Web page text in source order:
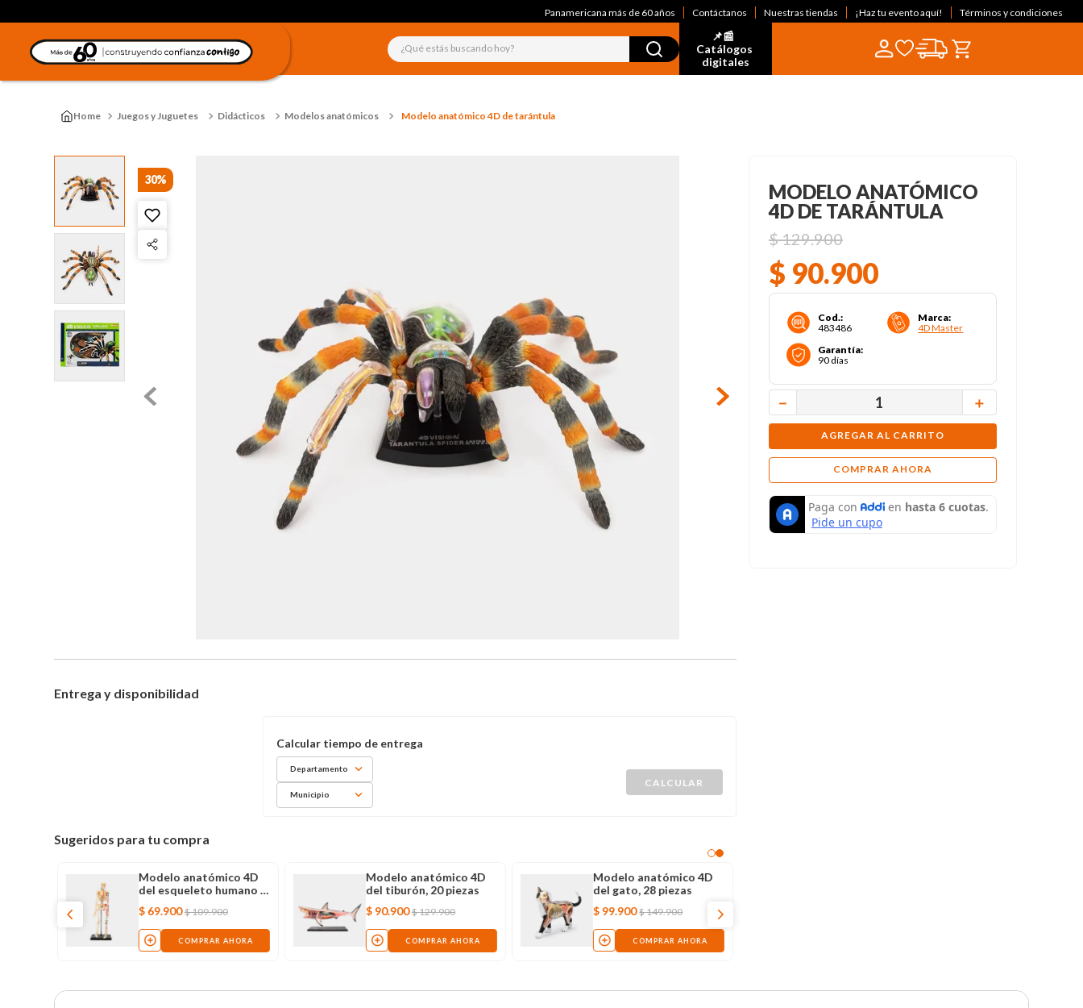
Panamericana más de 60 años Contáctanos Nuestras tiendas ¡Haz tu evento aquí! Términos y condiciones
¿Qué estás buscando hoy?
📌📰
Catálogos
digitales
Juegos y Juguetes Didácticos Modelos anatómicos Modelo anatómico 4D de tarántula
30%
Entrega y disponibilidad
Departamento
Municipio
Sugeridos para tu compra
Modelo anatómico 4D
del esqueleto humano x
46 piezas
$69.900 $109.900
COMPRAR AHORA
Modelo anatómico 4D
del tiburón, 20 piezas
$90.900 $129.900
COMPRAR AHORA
Modelo anatómico 4D
del gato, 28 piezas
$99.900 $149.900
COMPRAR AHORA
MODELO ANATÓMICO
4D DE TARÁNTULA
$129.900
$ 90.900
Cod.:
483486
Marca:
4D Master
Garantía:
90 días
＋
－
AGREGAR AL CARRITO
COMPRAR AHORA